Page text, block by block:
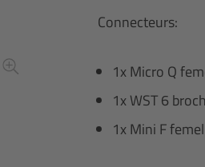
Connecteurs:
1x Micro Q
1x WST 6
1x Mini F